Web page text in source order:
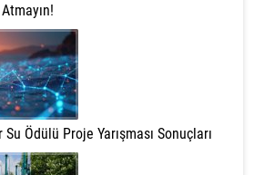
Ödülü Proje Yarışması Sonuçları